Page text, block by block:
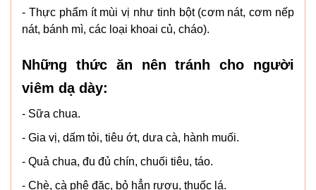
- Thực phẩm ít mùi vị như tinh bột (cơm nát, cơm nếp
nát, bánh mì, các loại khoai củ, cháo).
Những thức ăn nên tránh cho người
viêm dạ dày:
- Sữa chua.
- Gia vị, dấm tỏi, tiêu ớt, dưa cà, hành muối.
- Quả chua, đu đủ chín, chuối tiêu, táo.
- Chè, cà phê đặc, bỏ hẳn rượu, thuốc lá.